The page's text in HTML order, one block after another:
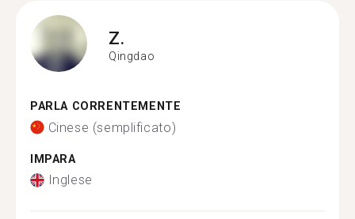
Z.
Qingdao
PARLA CORRENTEMENTE
Cinese (semplificato)
IMPARA
Inglese